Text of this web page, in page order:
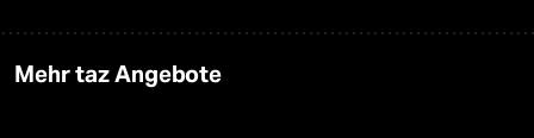
Mehr taz Angebote